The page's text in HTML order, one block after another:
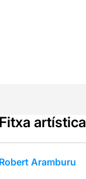
Fitxa artística
Robert Aramburu